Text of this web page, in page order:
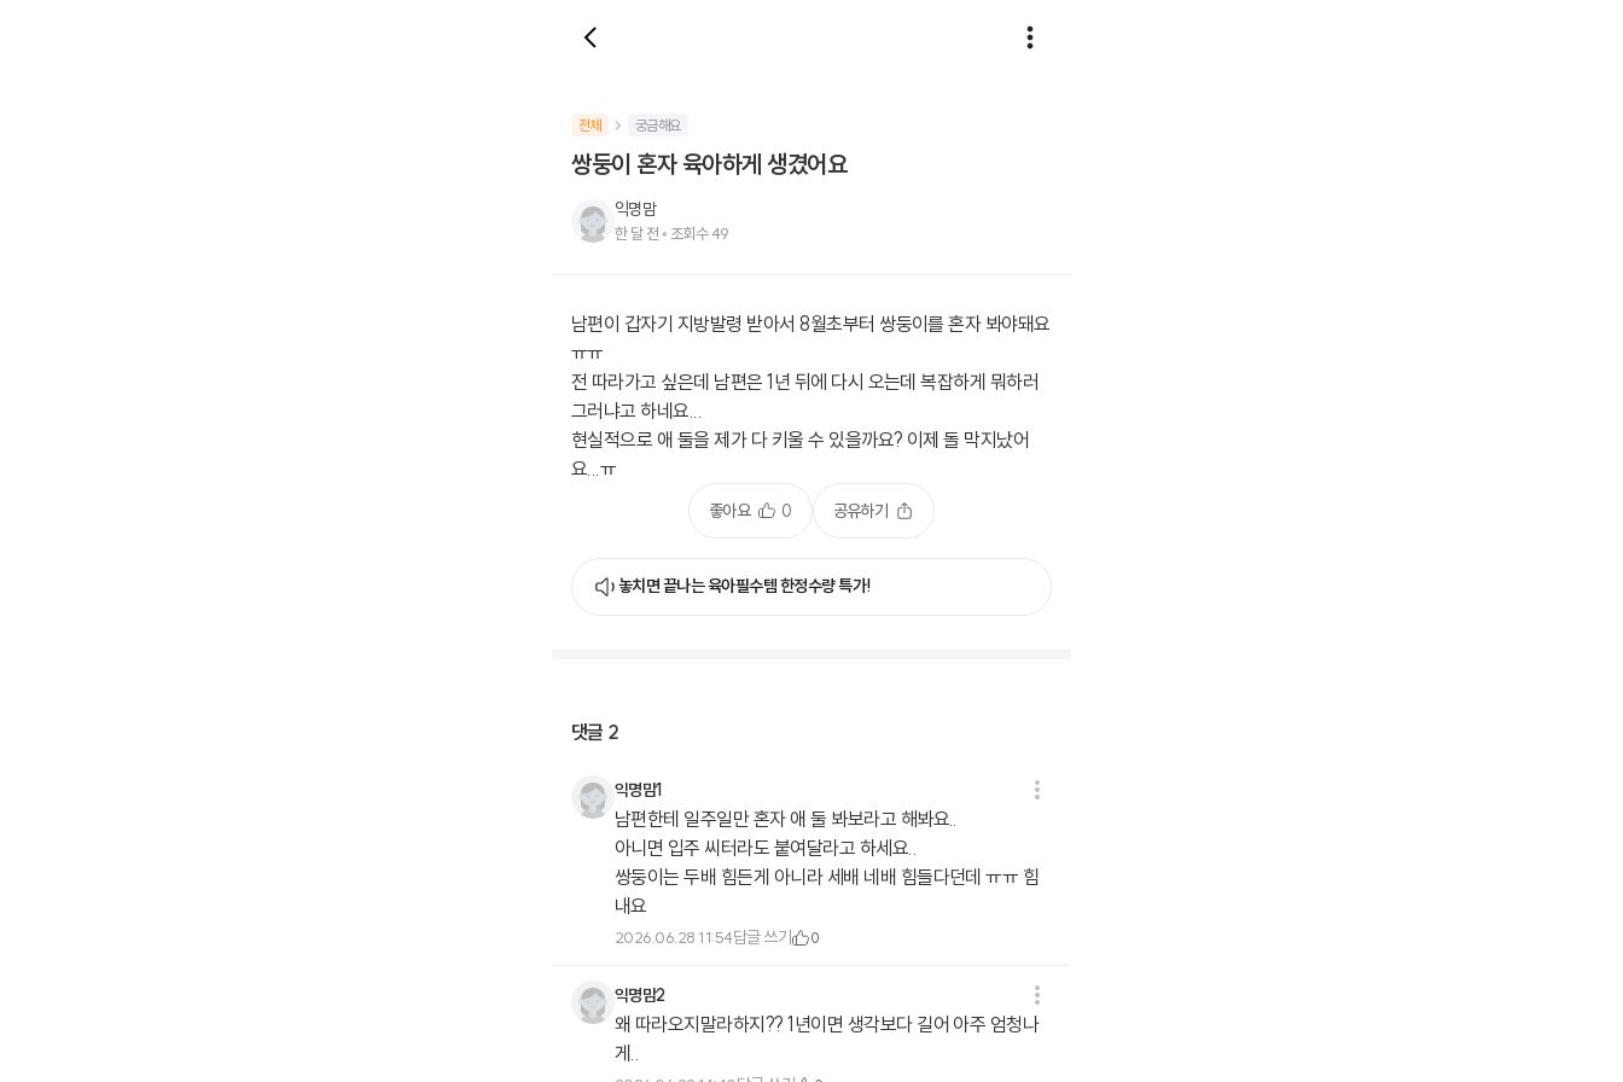
전체 궁금해요
쌍둥이 혼자 육아하게 생겼어요
익명맘
한 달 전• 조회수49
남편이 갑자기 지방발령 받아서 8월초부터 쌍둥이를 혼자 봐야돼요
ㅠㅠ
전 따라가고 싶은데 남편은 1년 뒤에 다시 오는데 복잡하게 뭐하러
그러냐고 하네요...
현실적으로 애 둘을 제가 다 키울 수 있을까요? 이제 돌 막지났어
요...ㅠ
좋아요 0 공유하기
놓치면 끝나는 육아필수템 한정수량 특가!
댓글 2
익명맘1
남편한테 일주일만 혼자 애 둘 봐보라고 해봐요..
아니면 입주 씨터라도 붙여달라고 하세요..
쌍둥이는 두배 힘든게 아니라 세배 네배 힘들다던데 ㅠㅠ 힘
내요
2026.06.28 11:54답글 쓰기 0
익명맘2
왜 따라오지말라하지?? 1년이면 생각보다 길어 아주 엄청나
게..